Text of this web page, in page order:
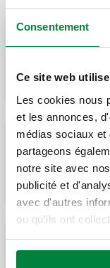
Consentement
Ce site web
Les cookies nous
et les annonces,
médias sociaux et
partageons
notre site avec
publicité et
avec d'autres
ou qu'ils ont
services.